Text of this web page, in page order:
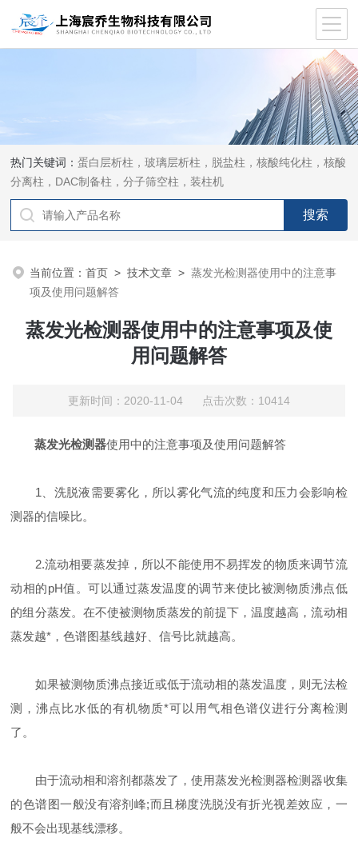
热门关键词：蛋白层析柱，玻璃层析柱，脱盐柱，核酸纯化柱，核酸
分离柱，DAC制备柱，分子筛空柱，装柱机
当前位置：首页 >技术文章 >蒸发光检测器使用中的注意事
项及使用问题解答
蒸发光检测器使用中的注意事项及使
用问题解答
更新时间：2020-11-04 点击次数：10414
蒸发光检测器使用中的注意事项及使用问题解答
1、洗脱液需要雾化，所以雾化气流的纯度和压力会影响检
测器的信噪比。
2.流动相要蒸发掉，所以不能使用不易挥发的物质来调节流
动相的pH值。可以通过蒸发温度的调节来使比被测物质沸点低
的组分蒸发。在不使被测物质蒸发的前提下，温度越高，流动相
蒸发越*，色谱图基线越好、信号比就越高。
如果被测物质沸点接近或低于流动相的蒸发温度，则无法检
测，沸点比水低的有机物质*可以用气相色谱仪进行分离检测
了。
由于流动相和溶剂都蒸发了，使用蒸发光检测器检测器收集
的色谱图一般没有溶剂峰;而且梯度洗脱没有折光视差效应，一
般不会出现基线漂移。